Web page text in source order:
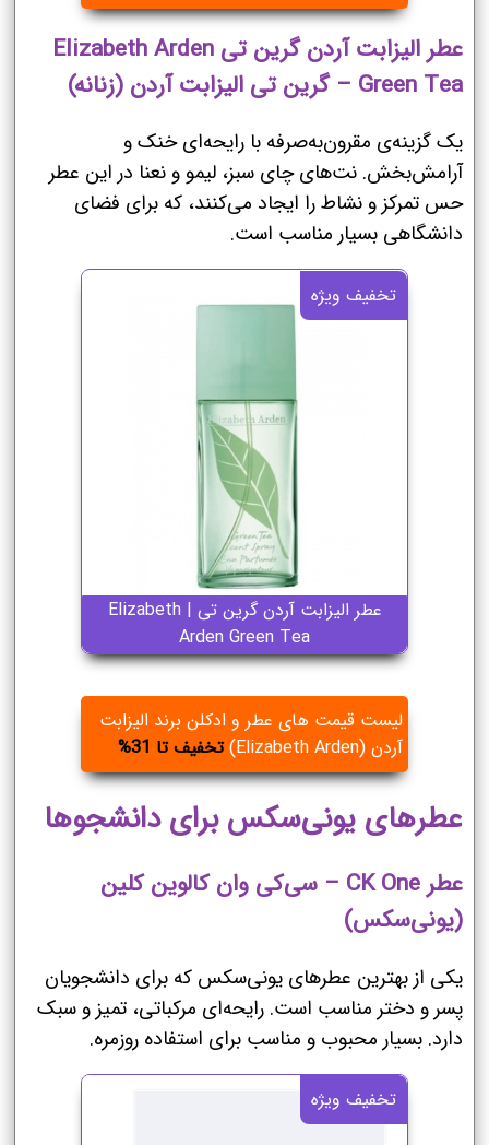
عطر الیزابت آردن گرین تی Elizabeth Arden
Green Tea – گرین تی الیزابت آردن (زنانه)
یک گزینه‌ی مقرون‌به‌صرفه با رایحه‌ای خنک و
آرامش‌بخش. نت‌های چای سبز، لیمو و نعنا در این عطر
حس تمرکز و نشاط را ایجاد می‌کنند، که برای فضای
دانشگاهی بسیار مناسب است.
تخفیف ویژه
عطر الیزابت آردن گرین تی | Elizabeth
Arden Green Tea
لیست قیمت های عطر و ادکلن برند الیزابت
آردن (Elizabeth Arden)
تخفیف تا 31%
عطرهای یونی‌سکس برای دانشجوها
عطر CK One – سی‌کی وان کالوین کلین
(یونی‌سکس)
یکی از بهترین عطرهای یونی‌سکس که برای دانشجویان
پسر و دختر مناسب است. رایحه‌ای مرکباتی، تمیز و سبک
دارد. بسیار محبوب و مناسب برای استفاده روزمره.
تخفیف ویژه